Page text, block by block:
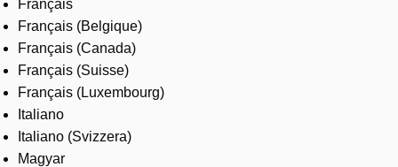
Français
Français (Belgique)
Français (Canada)
Français (Suisse)
Français (Luxembourg)
Italiano
Italiano (Svizzera)
Magyar